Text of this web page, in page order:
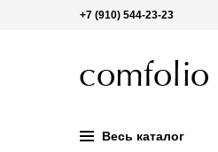
+7 (910) 544-23-23
Весь каталог